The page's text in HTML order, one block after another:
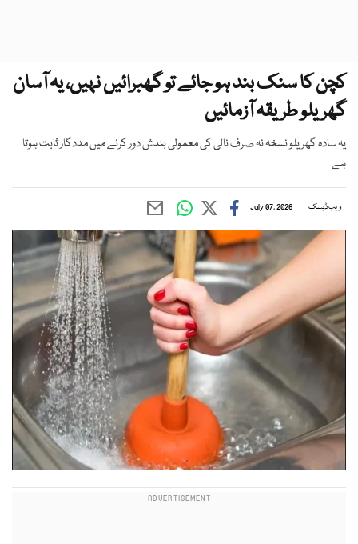
کچن کا سنک بند ہو جائے تو گھبرائیں نہیں، یہ آسان
گھریلو طریقہ آزمائیں
یہ سادہ گھریلو نسخہ نہ صرف نالی کی معمولی بندش دور کرنے میں مددگار ثابت ہوتا
ہے
ویب ڈیسک July 07, 2026